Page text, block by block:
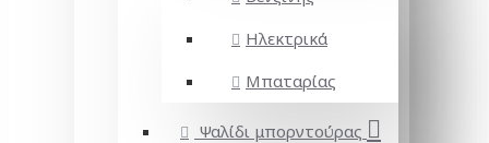
Ηλεκτρικά
Μπαταρίας
Ψαλίδι μπορντούρας